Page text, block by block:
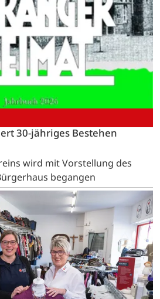
30-jähriges Bestehen
wird mit Vorstellung des
begangen